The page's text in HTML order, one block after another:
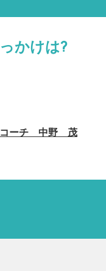
かけは?
コーチ 中野 茂